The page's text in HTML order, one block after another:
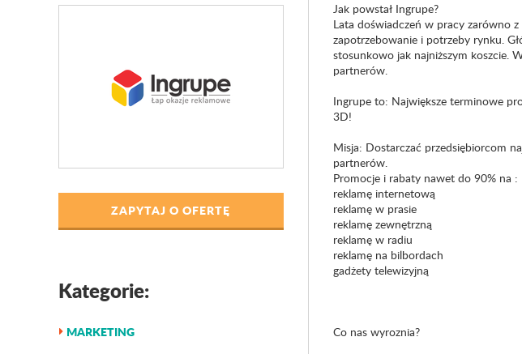
ZAPYTAJ O OFERTĘ
Kategorie:
MARKETING
Jak powstał Ingrupe?
Lata doświadczeń w pracy zarówno
zapotrzebowanie i potrzeby rynku.
stosunkowo jak najniższym koszcie.
partnerów.
Ingrupe to: Największe terminowe
3D!
Misja: Dostarczać przedsiębiorcom
partnerów.
Promocje i rabaty nawet do 90% na :
reklamę internetową
reklamę w prasie
reklamę zewnętrzną
reklamę w radiu
reklamę na bilbordach
gadżety telewizyjną
Co nas wyroznia?